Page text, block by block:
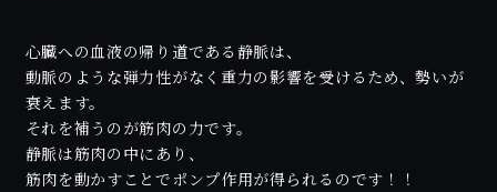
心臓への血液の帰り道である静脈は、
動脈のような弾力性がなく重力の影響を受けるため、勢いが
衰えます。
それを補うのが筋肉の力です。
静脈は筋肉の中にあり、
筋肉を動かすことでポンプ作用が得られるのです！！